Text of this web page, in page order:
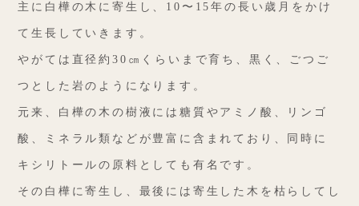
主に白樺の木に寄生し、10〜15年の長い歳月をかけ
て生長していきます。
やがては直径約30㎝くらいまで育ち、黒く、ごつご
つとした岩のようになります。
元来、白樺の木の樹液には糖質やアミノ酸、リンゴ
酸、 ミネラル類などが豊富に含まれており、同時に
キシリトールの原料としても有名です。
その白樺に寄生し、最後には寄生した木を枯らしてし